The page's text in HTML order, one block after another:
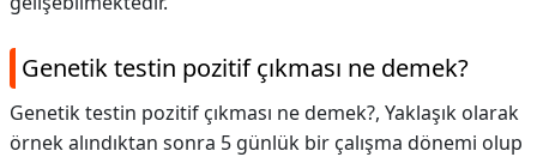
Genetik testin pozitif çıkması ne demek?
Genetik testin pozitif çıkması ne demek?, Yaklaşık olarak
örnek alındıktan sonra 5 günlük bir çalışma dönemi olup